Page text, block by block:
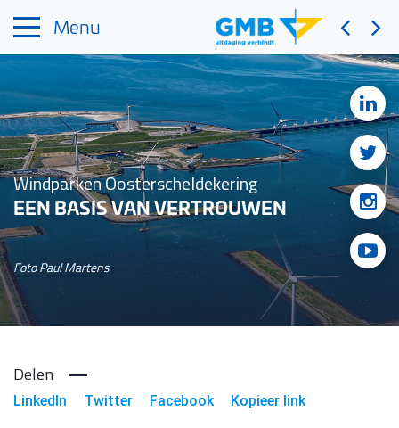
Menu
Windparken Oosterscheldekering
EEN BASIS VAN VERTROUWEN
Foto Paul Martens
Delen
LinkedIn Twitter Facebook Kopieer link